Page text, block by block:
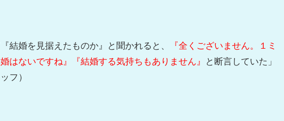
結婚を見据えたものか』と聞かれると、
『全くございません。１ミ
はないですね』『結婚する気持ちもありません』
と断言していた」
フ）